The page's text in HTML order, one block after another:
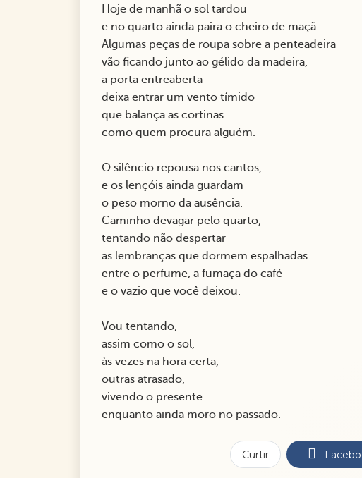
Hoje de manhã o sol tardou
e no quarto ainda paira o cheiro de maçã.
Algumas peças de roupa sobre a penteadeira
vão ficando junto ao gélido da madeira,
a porta entreaberta
deixa entrar um vento tímido
que balança as cortinas
como quem procura alguém.
O silêncio repousa nos cantos,
e os lençóis ainda guardam
o peso morno da ausência.
Caminho devagar pelo quarto,
tentando não despertar
as lembranças que dormem espalhadas
entre o perfume, a fumaça do café
e o vazio que você deixou.
Vou tentando,
assim como o sol,
às vezes na hora certa,
outras atrasado,
vivendo o presente
enquanto ainda moro no passado.
Curtir